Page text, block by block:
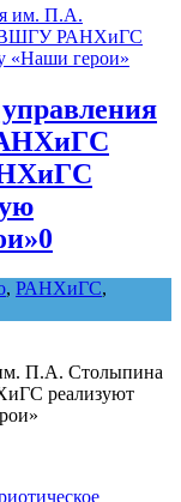
0
, РАНХиГС,
П.А. Столыпина
реализуют